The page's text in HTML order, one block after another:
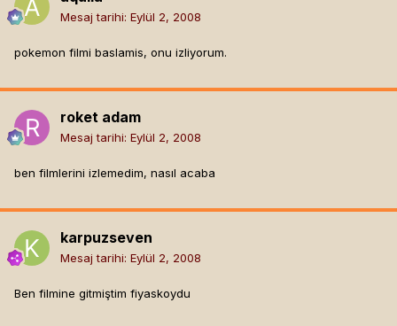
Mesaj tarihi: Eylül 2, 2008
pokemon filmi baslamis, onu izliyorum.
roket adam
Mesaj tarihi: Eylül 2, 2008
ben filmlerini izlemedim, nasıl acaba
karpuzseven
Mesaj tarihi: Eylül 2, 2008
Ben filmine gitmiştim fiyaskoydu